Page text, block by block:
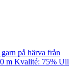
på härva från
m Kvalité: 75% Ull